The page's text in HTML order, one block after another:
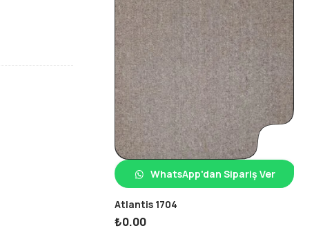
WhatsApp'dan Sipariş Ver
Atlantis 1704
₺0.00